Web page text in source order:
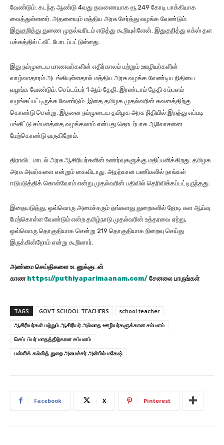
வேண்டும். கடந்த ஆண்டு 4வது தவணையாக ரூ.249 கோடி பாக்கியாக
வைத்துள்ளனர். அதனையும் மத்திய அரசு சேர்த்து வழங்க வேண்டும்.
இதுகுறித்து துணை முதல்வரிடம் எடுத்து கூறியுள்ளேன். இதுகுறித்து எக்ஸ் தள
பக்கத்தில் ட்வீட் போடப்பட்டுள்ளது.
இது நம்முடைய மாணவர்களின் எதிர்காலம் மற்றும் ஊழியர்களின்
வாழ்வாதாரம் அடங்கியுள்ளதால் மத்திய அரசு வழங்க வேண்டிய நிதியை
வழங்க வேண்டும். செப்டம்பர் 1 ஆம் தேதி, இரண்டாம் தேதி சம்பளம்
வழங்கப்பட்டிருக்க வேண்டும். இதை தமிழக முதல்வரின் கவனத்திற்கு
கொண்டு சென்று, இதனை நம்முடைய தமிழக அரசு நிதியில் இருந்து எப்படி
பங்கீட்டு சம்பளத்தை வழங்கலாம் என்பது தொடர்பாக ஆலோசனை
மேற்கொண்டு வருகிறோம்.
திராவிட மாடல் அரசு ஆசிரியர்களின் உணர்வுகளுக்கு மதிப்பளிக்கிறது. தமிழக
அரசு அவர்களை என்றும் கைவிடாது. அதற்கான பணிகளில் நாங்கள்
ஈடுபடுத்திக் கொள்வோம் என்று முதல்வரின் பதிவில் தெரிவிக்கப்பட்டிருந்தது.
இதையடுத்து, ஒவ்வொரு அமைச்சரும் தங்களது துறைகளில் நேரடி கள ஆய்வு
மேற்கொள்ள வேண்டும் என்ற தமிழ்நாடு முதல்வரின் உத்தரவை ஏற்று,
ஒவ்வொரு தொகுதியாக சென்று 219 தொகுதியாக நிறைவு செய்து
இருக்கின்றோம் என்று கூறினார்.
அண்மை செய்திகளை உடனுக்குடன்
காண https://puthiyaparimaanam.com/ சேனலை பாருங்கள்
TAGS GOVT SCHOOL TEACHERS
school teacher
ஆசிரியர்கள் மற்றும் ஆசிரியர் அல்லாத ஊழியர்களுக்கான சம்பளம்
செப்டம்பர் மாதத்திற்கான சம்பளம்
பள்ளிக் கல்வித் துறை அமைச்சர் அன்பில் மகேஷ்
Facebook X Pinterest